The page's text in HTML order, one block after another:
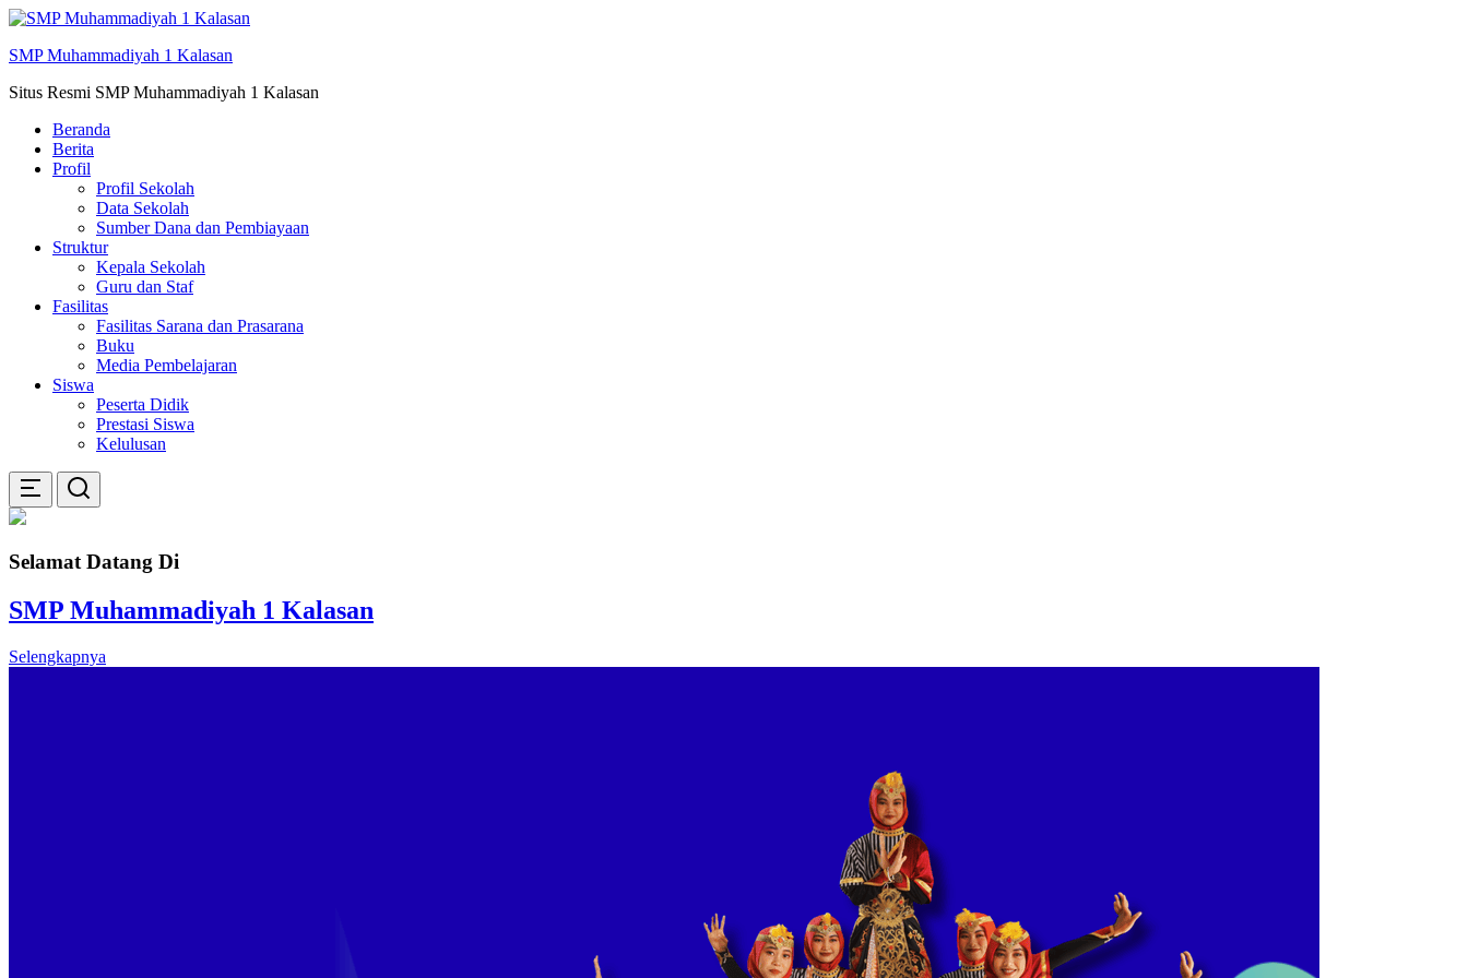
Skip
konten
SMP Muhammadiyah 1 Kalasan
Situs Resmi SMP Muhammadiyah 1 Kalasan
Beranda
Berita
Profil
Profil Sekolah
Data Sekolah
Sumber Dana dan Pembiayaan
Struktur
Kepala Sekolah
Guru dan Staf
Fasilitas
Fasilitas Sarana dan Prasarana
Buku
Media Pembelajaran
Siswa
Peserta Didik
Prestasi Siswa
Kelulusan
Selamat Datang Di
SMP Muhammadiyah 1 Kalasan
Selengkapnya